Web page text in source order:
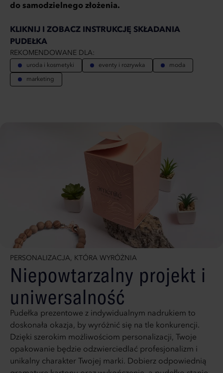
do samodzielnego złożenia.
KLIKNIJ I ZOBACZ INSTRUKCJĘ SKŁADANIA
PUDEŁKA
REKOMENDOWANE DLA:
uroda i kosmetyki eventy i rozrywka moda
marketing
PERSONALIZACJA, KTÓRA WYRÓŻNIA
Niepowtarzalny projekt i
uniwersalność
Pudełka prezentowe z indywidualnym nadrukiem to
doskonała okazja, by wyróżnić się na tle konkurencji.
Dzięki szerokim możliwościom personalizacji, Twoje
opakowanie będzie odzwierciedlać profesjonalizm i
unikalny charakter Twojej marki. Dobierz odpowiednią